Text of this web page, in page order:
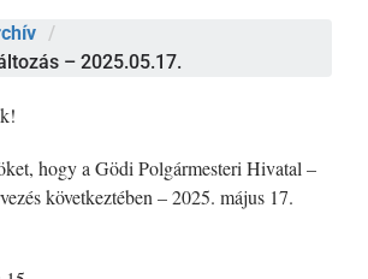
/
– 2025.05.17.
hogy a Gödi Polgármesteri Hivatal –
következtében – 2025. május 17.